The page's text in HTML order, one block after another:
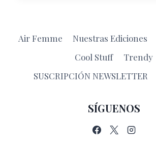
CANAL
YOUTUBE
PERFECTO
Air Femme Nuestras Ediciones
Cool Stuff
Trendy
SUSCRIPCIÓN NEWSLETTER
SÍGUENOS